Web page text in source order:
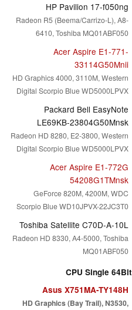
HP Pavilion 17-f050ng
Radeon R5 (Beema/Carrizo-L), A8-
6410, Toshiba MQ01ABF050
Acer Aspire E1-771-
33114G50Mnii
HD Graphics 4000, 3110M, Western
Digital Scorpio Blue WD5000LPVX
Packard Bell EasyNote
LE69KB-23804G50Mnsk
Radeon HD 8280, E2-3800, Western
Digital Scorpio Blue WD5000LPVX
Acer Aspire E1-772G
54208G1TMnsk
GeForce 820M, 4200M, WDC
Scorpio Blue WD10JPVX-22JC3T0
Toshiba Satellite C70D-A-10L
Radeon HD 8330, A4-5000, Toshiba
MQ01ABF050
CPU Single 64Bit
Asus X751MA-TY148H
HD Graphics (Bay Trail), N3530,